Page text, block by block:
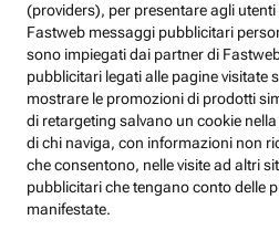
(providers), per presentare agli
Fastweb messaggi pubblicitari
sono impiegati dai partner di
pubblicitari legati alle pagine visitate
mostrare le promozioni di prodotti
di retargeting salvano un cookie
di chi naviga, con informazioni non
che consentono, nelle visite ad altri
pubblicitari che tengano conto delle
manifestate.